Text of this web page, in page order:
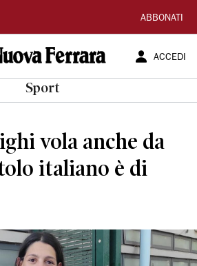
ABBONATI
ACCEDI
Sport
vola anche da
italiano è di